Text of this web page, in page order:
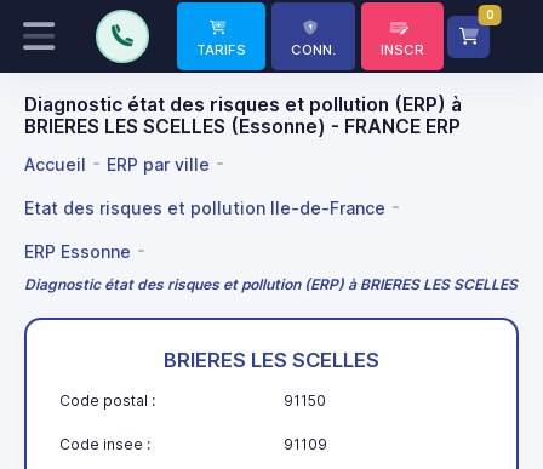
TARIFS CONN. INSCR
0
Diagnostic état des risques et pollution (ERP) à
BRIERES LES SCELLES (Essonne) - FRANCE ERP
Accueil ERP par ville
Etat des risques et pollution Ile-de-France
ERP Essonne
Diagnostic état des risques et pollution (ERP) à BRIERES LES SCELLES
BRIERES LES SCELLES
Code postal : 91150
Code insee : 91109